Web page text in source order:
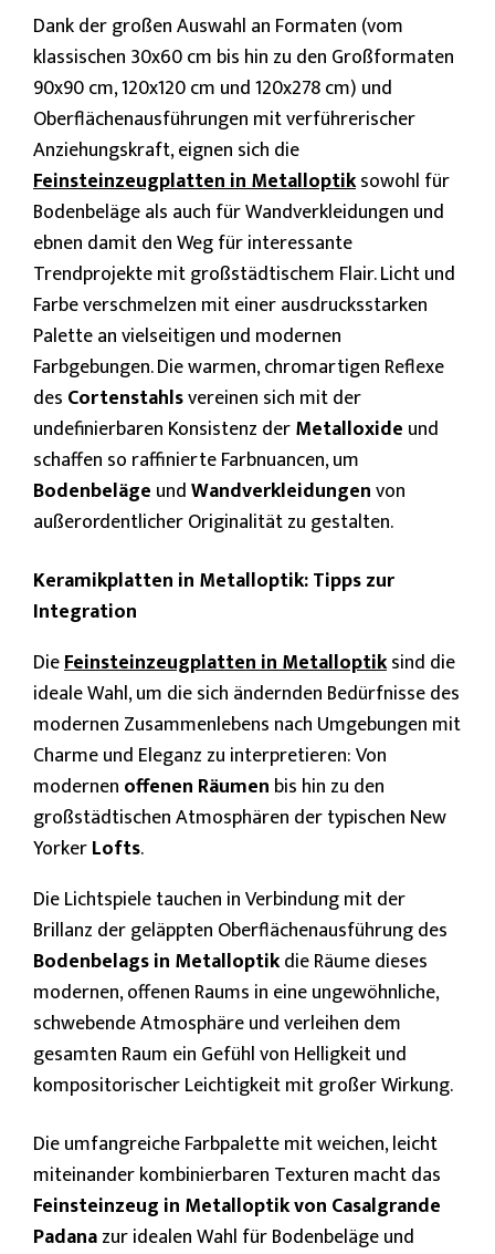
Dank der großen Auswahl an Formaten (vom
klassischen 30x60 cm bis hin zu den Großformaten
90x90 cm, 120x120 cm und 120x278 cm) und
Oberflächenausführungen mit verführerischer
Anziehungskraft, eignen sich die
Feinsteinzeugplatten in Metalloptiksowohl für
Bodenbeläge als auch für Wandverkleidungen und
ebnen damit den Weg für interessante
Trendprojekte mit großstädtischem Flair. Licht und
Farbe verschmelzen mit einer ausdrucksstarken
Palette an vielseitigen und modernen
Farbgebungen. Die warmen, chromartigen Reflexe
des Cortenstahlsvereinen sich mit der
undefinierbaren Konsistenz derMetalloxide und
schaffen so raffinierte Farbnuancen, um
Bodenbeläge undWandverkleidungenvon
außerordentlicher Originalität zu gestalten.
Keramikplatten in Metalloptik: Tipps zur
Integration
DieFeinsteinzeugplatten in Metalloptiksind die
ideale Wahl, um die sich ändernden Bedürfnisse des
modernen Zusammenlebens nach Umgebungen mit
Charme und Eleganz zu interpretieren: Von
modernen offenen Räumen bis hin zu den
großstädtischen Atmosphären der typischen New
YorkerLofts.
Die Lichtspiele tauchen in Verbindung mit der
Brillanz der geläppten Oberflächenausführung des
Bodenbelags in Metalloptikdie Räume dieses
modernen, offenen Raums in eine ungewöhnliche,
schwebende Atmosphäre und verleihen dem
gesamten Raum ein Gefühl von Helligkeit und
kompositorischer Leichtigkeit mit großer Wirkung.
Die umfangreiche Farbpalette mit weichen, leicht
miteinander kombinierbaren Texturen macht das
Feinsteinzeug in Metalloptik von Casalgrande
Padanazur idealen Wahl für Bodenbeläge und